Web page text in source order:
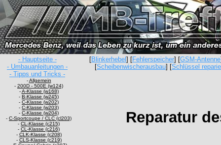
- Hauptseite -
- Umbauanleitungen -
- Tipps und Tricks -
-Allgemein
- 200D - 500E (w124)
-A-Klasse (w168)
- B-Klasse (w245)
- C-Klasse (w202)
- C-Klasse (w203)
- C-Klasse (w204)
- C-Sportcoupe / CLC (cl203)
- CL-Klasse (c215)
- CL-Klasse (c216)
- CLK-Klasse (c208)
- CLS-Klasse (c219)
[Blinkerhebel ] [Fehlerspeicher] [GSM-Antenne
[Scheibenwischerausbau] [Schlüssel
Reparatur